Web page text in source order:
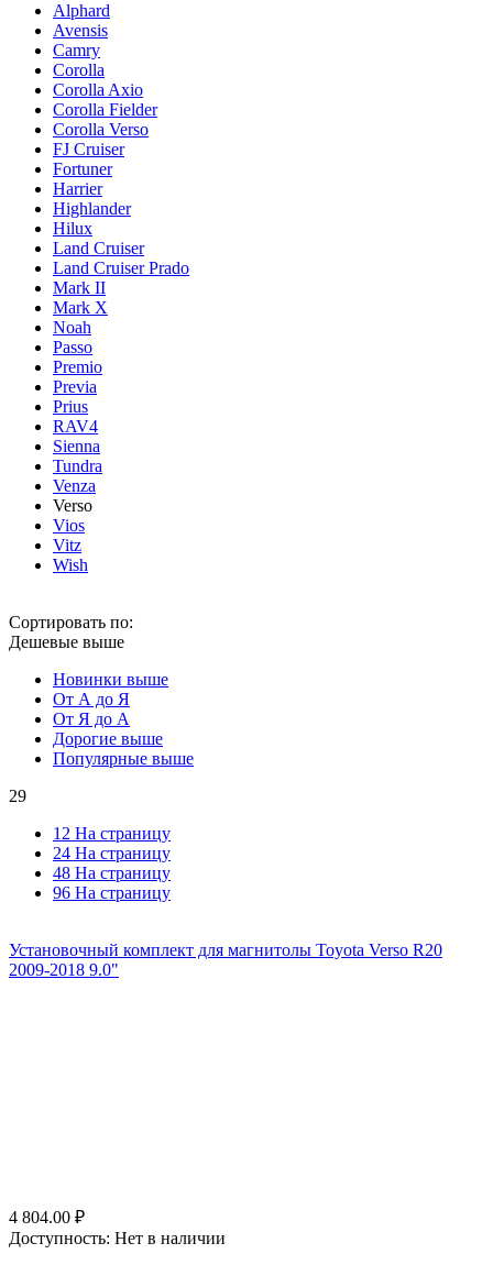
Alphard
Avensis
Camry
Corolla
Corolla Axio
Corolla Fielder
Corolla Verso
FJ Cruiser
Fortuner
Harrier
Highlander
Hilux
Land Cruiser
Land Cruiser Prado
Mark II
Mark X
Noah
Passo
Premio
Previa
Prius
RAV4
Sienna
Tundra
Venza
Verso
Vios
Vitz
Wish
Сортировать по:
Дешевые выше
Новинки выше
От А до Я
От Я до А
Дорогие выше
Популярные выше
29
12 На страницу
24 На страницу
48 На страницу
96 На страницу
Установочный комплект для магнитолы Toyota Verso R20
2009-2018 9.0"
4 804.00 ₽
Доступность: Нет в наличии